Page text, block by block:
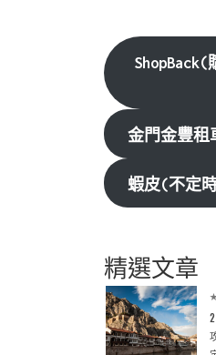
ShopBack(
金門金豐租
蝦皮(不定
精選文章